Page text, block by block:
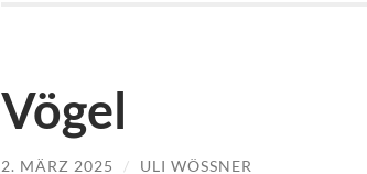
Vögel
2. MÄRZ 2025 / ULI WÖSSNER